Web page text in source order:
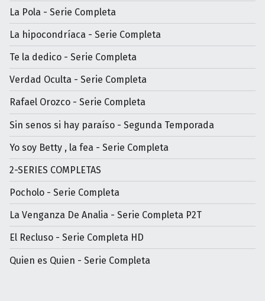
La Pola - Serie Completa
La hipocondríaca - Serie Completa
Te la dedico - Serie Completa
Verdad Oculta - Serie Completa
Rafael Orozco - Serie Completa
Sin senos si hay paraíso - Segunda Temporada
Yo soy Betty , la fea - Serie Completa
2-SERIES COMPLETAS
Pocholo - Serie Completa
La Venganza De Analia - Serie Completa P2T
El Recluso - Serie Completa HD
Quien es Quien - Serie Completa